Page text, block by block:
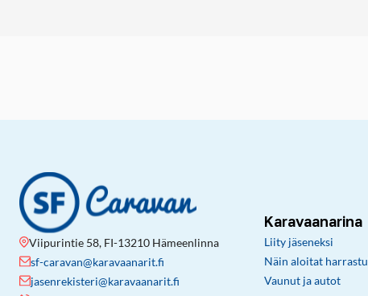
Viipurintie 58, FI-13210 Hämeenlinna
sf-caravan@karavaanarit.fi
jasenrekisteri@karavaanarit.fi
Karavaanarina
Liity jäseneksi
Näin aloitat
Vaunut ja autot